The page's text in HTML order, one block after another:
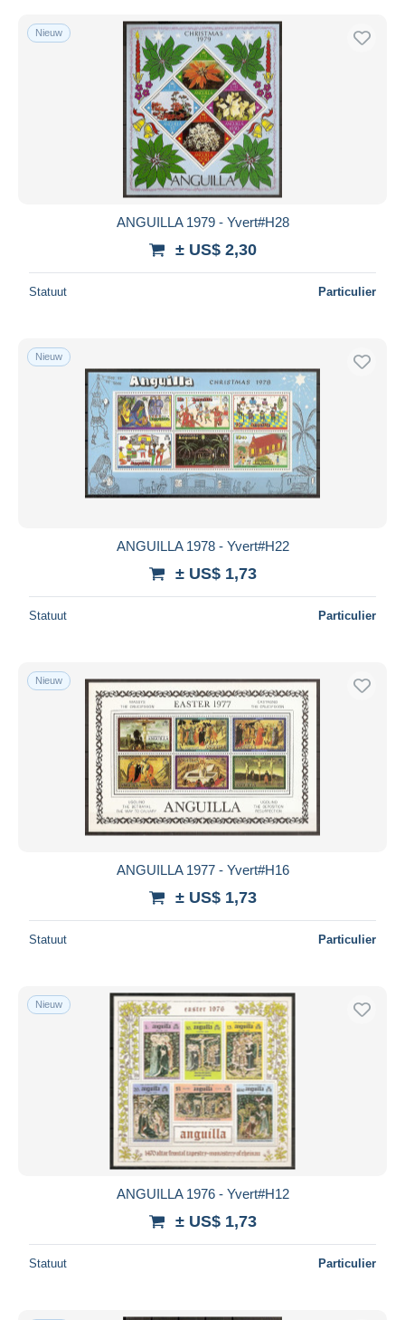
Nieuw
ANGUILLA 1979 - Yvert#H28
± US$ 2,30
Statuut Particulier
Nieuw
ANGUILLA 1978 - Yvert#H22
± US$ 1,73
Statuut Particulier
Nieuw
ANGUILLA 1977 - Yvert#H16
± US$ 1,73
Statuut Particulier
Nieuw
ANGUILLA 1976 - Yvert#H12
± US$ 1,73
Statuut Particulier